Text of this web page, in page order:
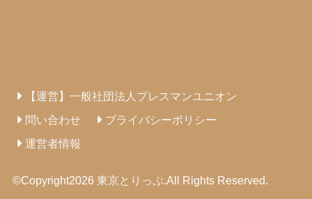
【運営】一般社団法人プレスマンユニオン
問い合わせ
プライバシーポリシー
運営者情報
©Copyright2026 東京とりっぷ.All Rights Reserved.